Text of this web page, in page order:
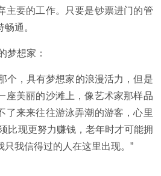
主要的工作。只要是钞票进门的管
通。
梦想家：
个，具有梦想家的浪漫活力，但是
座美丽的沙滩上，像艺术家那样品
了来来往往游泳弄潮的游客，心里
比现更努力赚钱，老年时才可能拥
我信得过的人在这里出现。”